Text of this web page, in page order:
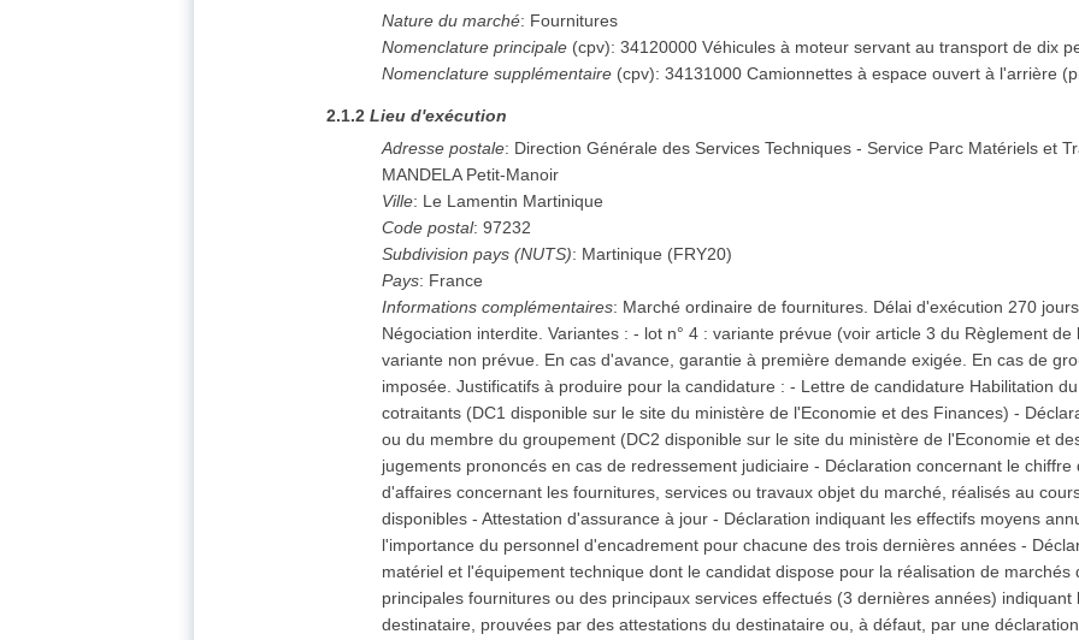
Nature du marché: Fournitures
Nomenclature principale (cpv):34120000 Véhicules à moteur servant au transport de dix
Nomenclature supplémentaire (cpv):34131000 Camionnettes à espace ouvert à l'arrière
2.1.2Lieu d'exécution
Adresse postale: Direction Générale des Services Techniques - Service Parc Matériels et
MANDELA Petit-Manoir
Ville: Le Lamentin Martinique
Code postal:97232
Subdivision pays (NUTS): Martinique (FRY20)
Pays: France
Informations complémentaires: Marché ordinaire de fournitures. Délai d'exécution 270
Négociation interdite. Variantes : - lot n° 4 : variante prévue (voir article 3 du Règlement de
variante non prévue. En cas d'avance, garantie à première demande exigée. En cas de
imposée. Justificatifs à produire pour la candidature : - Lettre de candidature Habilitation
cotraitants (DC1 disponible sur le site du ministère de l'Economie et des Finances) -
ou du membre du groupement (DC2 disponible sur le site du ministère de l'Economie et
jugements prononcés en cas de redressement judiciaire - Déclaration concernant le
d'affaires concernant les fournitures, services ou travaux objet du marché, réalisés au
disponibles - Attestation d'assurance à jour - Déclaration indiquant les effectifs moyens
l'importance du personnel d'encadrement pour chacune des trois dernières années -
matériel et l'équipement technique dont le candidat dispose pour la réalisation de
principales fournitures ou des principaux services effectués (3 dernières années)
destinataire, prouvées par des attestations du destinataire ou, à défaut, par une